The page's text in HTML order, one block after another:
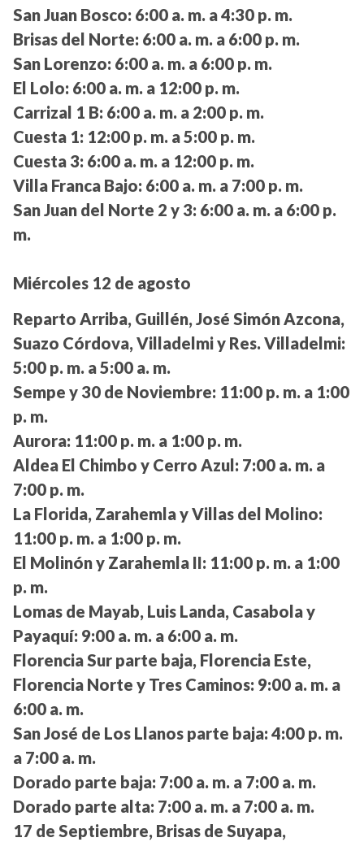
San Juan Bosco: 6:00 a. m. a 4:30 p. m.
Brisas del Norte: 6:00 a. m. a 6:00 p. m.
San Lorenzo: 6:00 a. m. a 6:00 p. m.
El Lolo: 6:00 a. m. a 12:00 p. m.
Carrizal 1 B: 6:00 a. m. a 2:00 p. m.
Cuesta 1: 12:00 p. m. a 5:00 p. m.
Cuesta 3: 6:00 a. m. a 12:00 p. m.
Villa Franca Bajo: 6:00 a. m. a 7:00 p. m.
San Juan del Norte 2 y 3: 6:00 a. m. a 6:00 p.
m.
Miércoles 12 de agosto
Reparto Arriba, Guillén, José Simón Azcona,
Suazo Córdova, Villadelmi y Res. Villadelmi:
5:00 p. m. a 5:00 a. m.
Sempe y 30 de Noviembre: 11:00 p. m. a 1:00
p. m.
Aurora: 11:00 p. m. a 1:00 p. m.
Aldea El Chimbo y Cerro Azul: 7:00 a. m. a
7:00 p. m.
La Florida, Zarahemla y Villas del Molino:
11:00 p. m. a 1:00 p. m.
El Molinón y Zarahemla II: 11:00 p. m. a 1:00
p. m.
Lomas de Mayab, Luis Landa, Casabola y
Payaquí: 9:00 a. m. a 6:00 a. m.
Florencia Sur parte baja, Florencia Este,
Florencia Norte y Tres Caminos: 9:00 a. m. a
6:00 a. m.
San José de Los Llanos parte baja: 4:00 p. m.
a 7:00 a. m.
Dorado parte baja: 7:00 a. m. a 7:00 a. m.
Dorado parte alta: 7:00 a. m. a 7:00 a. m.
17 de Septiembre, Brisas de Suyapa,